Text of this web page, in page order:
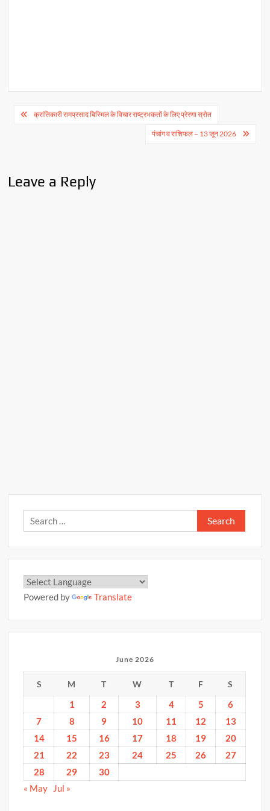
Postक्रांतिकारी रामप्रसाद बिस्मिल के विचार राष्ट्रभकतों के लिए प्रेरणा स्रोत
पंचांग व राशिफल – 13 जून 2026
Leave a Reply
Search
for:
Powered by Translate
June 2026
S M T W T F S
1 2 3 4 5
6
7
8 9 10 11 12
13
14
15 16 17 18 19
20
21
22 23 24 25 26
27
28
29
30
« May
Jul »